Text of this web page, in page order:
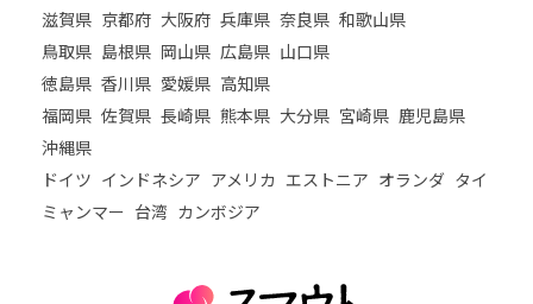
滋賀県 京都府 大阪府 兵庫県 奈良県 和歌山県
鳥取県 島根県 岡山県 広島県 山口県
徳島県 香川県 愛媛県 高知県
福岡県 佐賀県 長崎県 熊本県 大分県 宮崎県 鹿児島県
沖縄県
ドイツ インドネシア アメリカ エストニア オランダ タイ
ミャンマー 台湾 カンボジア